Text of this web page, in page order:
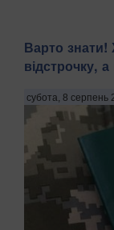
Варто знати!
відстрочку,
субота, 8 серпень